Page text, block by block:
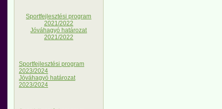
Sportfejlesztési program
2021/2022
Jóváhagyó határozat
2021/2022
Sportfejlesztési program
2023/2024
Jóváhagyó határozat
2023/2024